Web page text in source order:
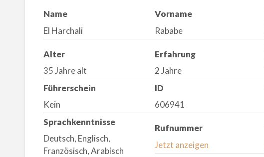
Name
El Harchali
Vorname
Rababe
Alter
35 Jahre alt
Erfahrung
2 Jahre
Führerschein
Kein
ID
606941
Sprachkenntnisse
Deutsch, Englisch,
Französisch, Arabisch
Rufnummer
Jetzt anzeigen